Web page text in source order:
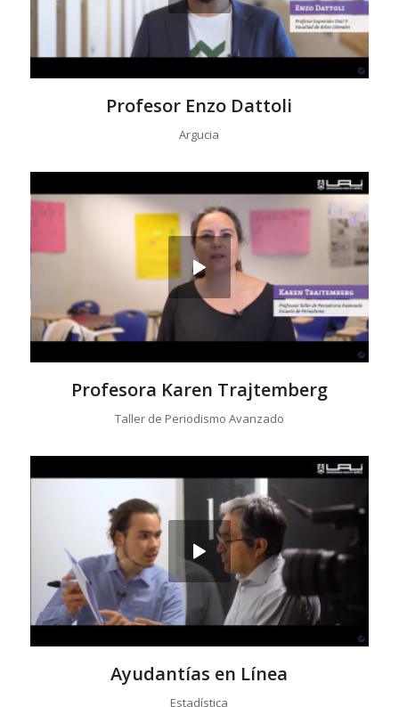
Profesor Enzo Dattoli
Argucia
Profesora Karen Trajtemberg
Taller de Periodismo Avanzado
Ayudantías en Línea
Estadística